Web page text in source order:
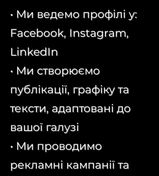
• Ми ведемо профілі у:
Facebook, Instagram,
LinkedIn
• Ми створюємо
публікації, графіку та
тексти, адаптовані до
вашої галузі
• Ми проводимо
рекламні кампанії та